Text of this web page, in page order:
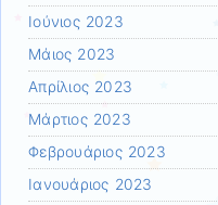
Ιούνιος 2023
Μάιος 2023
Απρίλιος 2023
Μάρτιος 2023
Φεβρουάριος 2023
Ιανουάριος 2023